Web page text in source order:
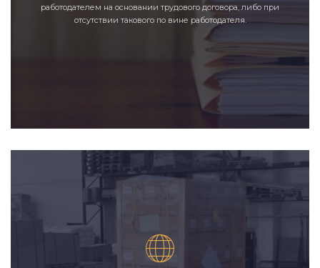
работодателем на основании трудового договора, либо при
отсутствии такового по вине работодателя.